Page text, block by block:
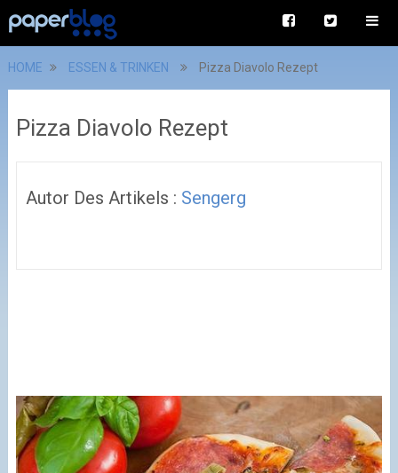
HOME ESSEN & TRINKEN Pizza Diavolo Rezept
Pizza Diavolo Rezept
Autor Des Artikels : Sengerg